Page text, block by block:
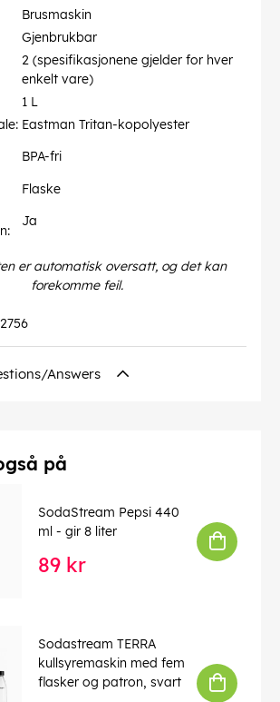
Brusmaskin
Gjenbrukbar
2 (spesifikasjonene gjelder for hver
enkelt vare)
1 L
Eastman Tritan-kopolyester
BPA-fri
Flaske
Ja
er automatisk oversatt, og det kan
forekomme feil.
Answers
på
SodaStream Pepsi 440
ml - gir 8 liter
89 kr
Sodastream TERRA
kullsyremaskin med fem
flasker og patron, svart